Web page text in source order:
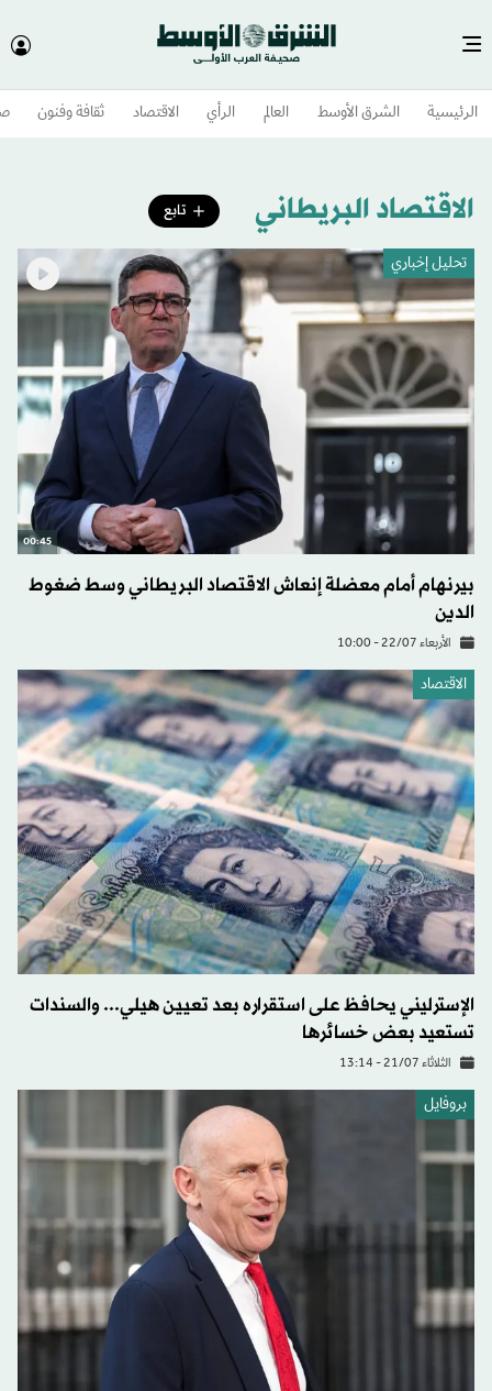
الرئيسية الشرق الأوسط​ العالم الرأي الاقتصاد ثقافة وفنون
الاقتصاد البريطاني تابع
تحليل إخباري
00:45
بيرنهام أمام معضلة إنعاش الاقتصاد البريطاني وسط ضغوط
الدين
الأربعاء 22/07 - 10:00
الاقتصاد
الإسترليني يحافظ على استقراره بعد تعيين هيلي... والسندات
تستعيد بعض خسائرها
الثلاثاء 21/07 - 13:14
بروفايل